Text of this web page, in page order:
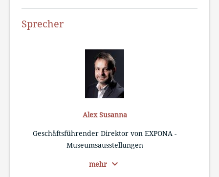
Sprecher
Alex Susanna
Geschäftsführender Direktor von EXPONA -
Museumsausstellungen
mehr expand_more